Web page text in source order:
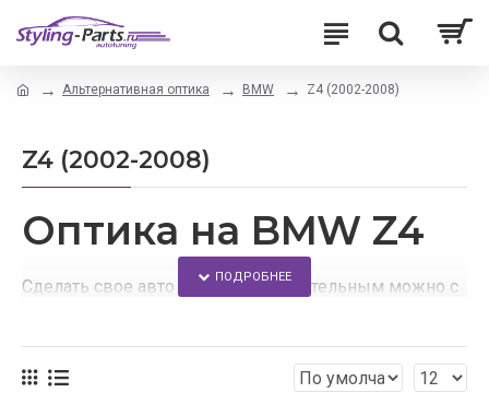
Альтернативная оптика BMW Z4 (2002-2008)
Z4 (2002-2008)
Оптика на BMW Z4
Сделать свое авто более привлекательным можно с
оптику для своей БМВ Z4 на альтернативную оптику.